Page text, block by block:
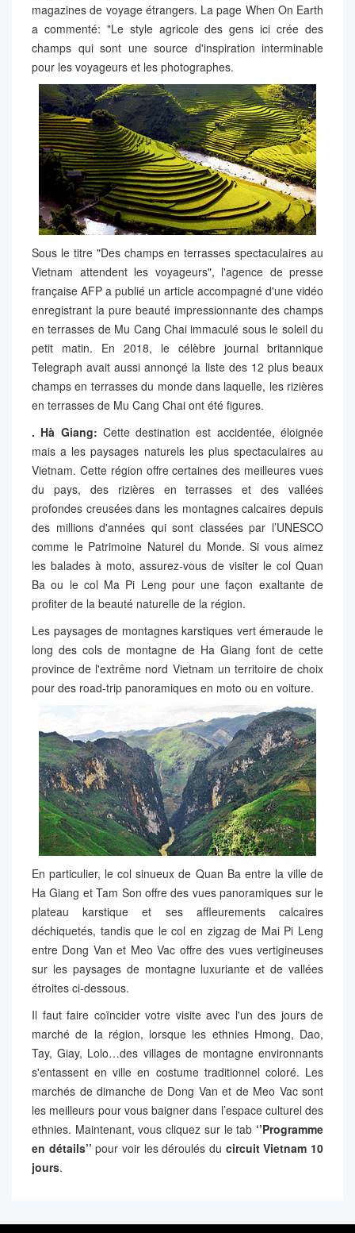
magazines de voyage étrangers. La page When On Earth
a commenté: "Le style agricole des gens ici crée des
champs qui sont une source d'inspiration interminable
pour les voyageurs et les photographes.
Sous le titre "Des champs en terrasses spectaculaires au
Vietnam attendent les voyageurs", l'agence de presse
française AFP a publié un article accompagné d'une vidéo
enregistrant la pure beauté impressionnante des champs
en terrasses de Mu Cang Chai immaculé sous le soleil du
petit matin. En 2018, le célèbre journal britannique
Telegraph avait aussi annonçé la liste des 12 plus beaux
champs en terrasses du monde dans laquelle, les rizières
en terrasses de Mu Cang Chai ont été figures.
. Hà Giang: Cette destination est accidentée, éloignée
mais a les paysages naturels les plus spectaculaires au
Vietnam. Cette région offre certaines des meilleures vues
du pays, des rizières en terrasses et des vallées
profondes creusées dans les montagnes calcaires depuis
des millions d'années qui sont classées par l’UNESCO
comme le Patrimoine Naturel du Monde. Si vous aimez
les balades à moto, assurez-vous de visiter le col Quan
Ba ​​​​ou le col Ma Pi Leng pour une façon exaltante de
profiter de la beauté naturelle de la région.
Les paysages de montagnes karstiques vert émeraude le
long des cols de montagne de Ha Giang font de cette
province de l'extrême nord Vietnam un territoire de choix
pour des road-trip panoramiques en moto ou en voiture.
En particulier, le col sinueux de Quan Ba ​​​​entre la ville de
Ha Giang et Tam Son offre des vues panoramiques sur le
plateau karstique et ses affleurements calcaires
déchiquetés, tandis que le col en zigzag de Mai Pi Leng
entre Dong Van et Meo Vac offre des vues vertigineuses
sur les paysages de montagne luxuriante et de vallées
étroites ci-dessous.
Il faut faire coïncider votre visite avec l'un des jours de
marché de la région, lorsque les ethnies Hmong, Dao,
Tay, Giay, Lolo…des villages de montagne environnants
s'entassent en ville en costume traditionnel coloré. Les
marchés de dimanche de Dong Van et de Meo Vac sont
les meilleurs pour vous baigner dans l’espace culturel des
ethnies. Maintenant, vous cliquez sur le tab ‘’Programme
en détails’’ pour voir les déroulés du circuit Vietnam 10
jours.